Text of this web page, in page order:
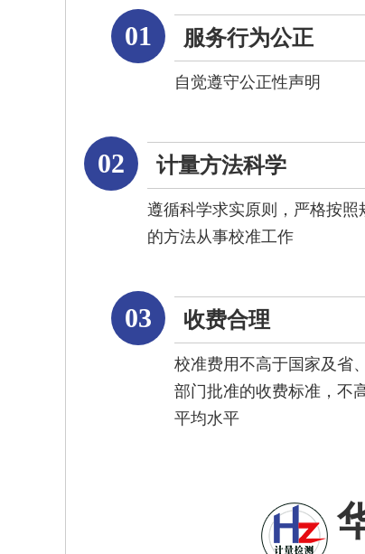
01 服务行为公正
自觉遵守公正性声明
02 计量方法科学
遵循科学求实原则，严格按照
的方法从事校准工作
03 收费合理
校准费用不高于国家及省
部门批准的收费标准，不
平均水平